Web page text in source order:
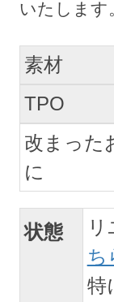
素材
TPO
改まった
に
状態
ち
特